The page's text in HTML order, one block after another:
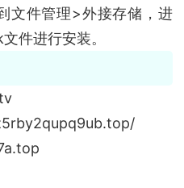
文件管理>外接存储，进
件进行安装。